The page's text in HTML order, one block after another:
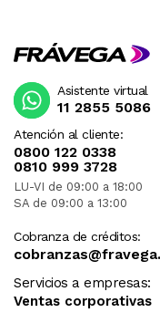
Atención al cliente:
0800 122 0338
0810 999 3728
LU-VI de 09:00 a 18:00
SA de 09:00 a 13:00
Cobranza de créditos:
Servicios a empresas:
Ventas corporativas
Asistente virtual
11 2855 5086